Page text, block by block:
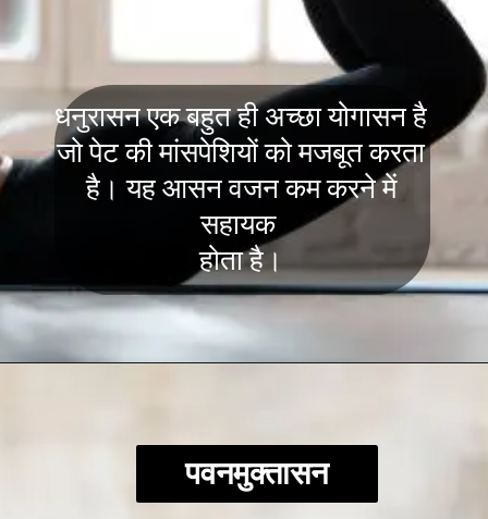
धनुरासन एक बहुत ही अच्छा योगासन है
जो पेट की मांसपेशियों को मजबूत करता
है। यह आसन वजन कम करने में
सहायक
होता है।
पवनमुक्तासन